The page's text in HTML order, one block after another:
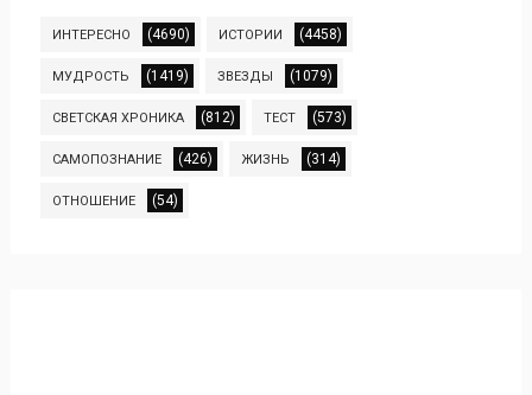
ИНТЕРЕСНО (4690) ИСТОРИИ (4458)
МУДРОСТЬ (1419) ЗВЕЗДЫ (1079)
СВЕТСКАЯ ХРОНИКА (812) ТЕСТ (573)
САМОПОЗНАНИЕ (426) ЖИЗНЬ (314)
ОТНОШЕНИЕ (54)